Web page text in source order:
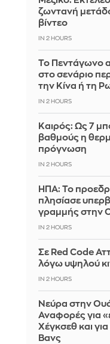
ζωντανή
βίντεο
IN 2 HOURS
Το Πεντάγωνο
στο σενάριο
την Κίνα ή τη
IN 2 HOURS
Καιρός: Ως 7
βαθμούς η
πρόγνωση
IN 2 HOURS
ΗΠΑ: Το
πλησίασε
γραμμής στην
IN 2 HOURS
Σε Red Code
λόγω υψηλού
IN 2 HOURS
Νεύρα στην
Αναφορές για
Χέγκσεθ και
Βανς